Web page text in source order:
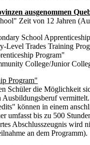
ausgenommen
Zeit von 12 Jahren
School
Level Trades Training
Program"
College/Junior
Program"
Schüler die Möglichkeit
Ausbildungsberuf
können in einem
umfasst bis zu 500
Abschlusszeugnis wird
an dem Programm).